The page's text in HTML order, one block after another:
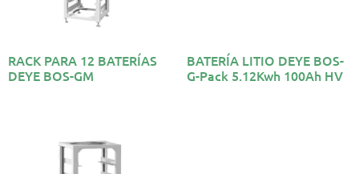
RACK PARA 12 BATERÍAS
DEYE BOS-GM
BATERÍA LITIO DEYE BOS-
G-Pack 5.12Kwh 100Ah HV